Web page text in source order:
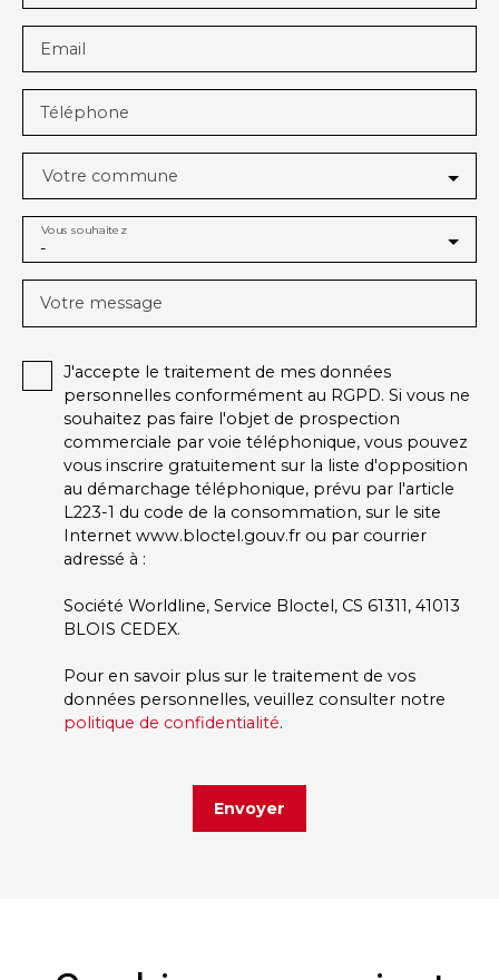
Email
Téléphone
Votre commune
-
Vous souhaitez
Votre message
J'accepte le traitement de mes données
personnelles conformément au RGPD. Si vous ne
souhaitez pas faire l'objet de prospection
commerciale par voie téléphonique, vous pouvez
vous inscrire gratuitement sur la liste d'opposition
au démarchage téléphonique, prévu par l'article
L223-1 du code de la consommation, sur le site
Internet www.bloctel.gouv.fr ou par courrier
adressé à :
Société Worldline, Service Bloctel, CS 61311, 41013
BLOIS CEDEX.
Pour en savoir plus sur le traitement de vos
données personnelles, veuillez consulter notre
politique de confidentialité.
Envoyer